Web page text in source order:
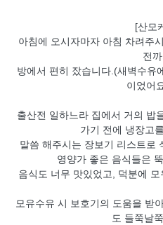
[산모
아침에 오시자마자 아침 차려주
전
방에서 편히 잤습니다.(새벽수유
이었어
출산전 일하느라 집에서 거의 밥
가기 전에 냉장고
말씀 해주시는 장보기 리스트로
영양가 좋은 음식들은
음식도 너무 맛있었고, 덕분에
모유수유 시 보호기의 도움을 받
도 들쭉날